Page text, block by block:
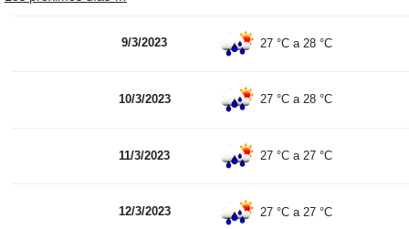
9/3/2023 27 °C a 28 °C
10/3/2023 27 °C a 28 °C
11/3/2023 27 °C a 27 °C
12/3/2023 27 °C a 27 °C